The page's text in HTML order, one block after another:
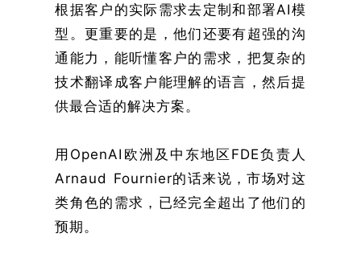
根据客户的实际需求去定制和部署AI模
型。更重要的是，他们还要有超强的沟
通能力，能听懂客户的需求，把复杂的
技术翻译成客户能理解的语言，然后提
供最合适的解决方案。
用OpenAI欧洲及中东地区FDE负责人
Arnaud Fournier的话来说，市场对这
类角色的需求，已经完全超出了他们的
预期。